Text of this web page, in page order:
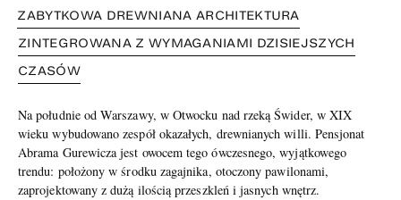
ZABYTKOWA DREWNIANA ARCHITEKTURA
ZINTEGROWANA Z WYMAGANIAMI DZISIEJSZYCH
CZASÓW
Na południe od Warszawy, w Otwocku nad rzeką Świder, w XIX
wieku wybudowano zespół okazałych, drewnianych willi. Pensjonat
Abrama Gurewicza jest owocem tego ówczesnego, wyjątkowego
trendu: położony w środku zagajnika, otoczony pawilonami,
zaprojektowany z dużą ilością przeszkleń i jasnych wnętrz.